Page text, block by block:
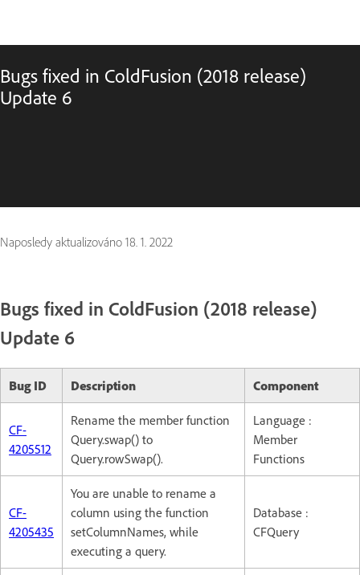
Bugs fixed in ColdFusion (2018 release)
Update 6
Naposledy aktualizováno 18. 1. 2022
Bugs fixed in ColdFusion (2018 release)
Update 6
Bug ID Description Component
CF-
4205512
Rename the member function
Query.swap() to
Query.rowSwap().
Language :
Member
Functions
CF-
4205435
You are unable to rename a
column using the function
setColumnNames, while
executing a query.
Database :
CFQuery